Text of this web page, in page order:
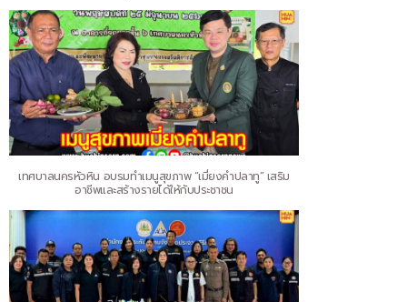
เทศบาลนครหัวหิน อบรมทำเมนูสุขภาพ “เมี่ยงคำปลาทู” เสริม
อาชีพและสร้างรายได้ให้กับประชาชน